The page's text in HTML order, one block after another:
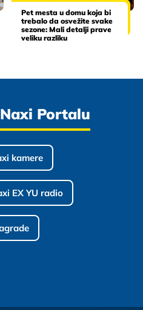
Pet mesta u domu koja bi
trebalo da osvežite svake
sezone: Mali detalji prave
veliku razliku
Portalu
kamere
EX YU radio